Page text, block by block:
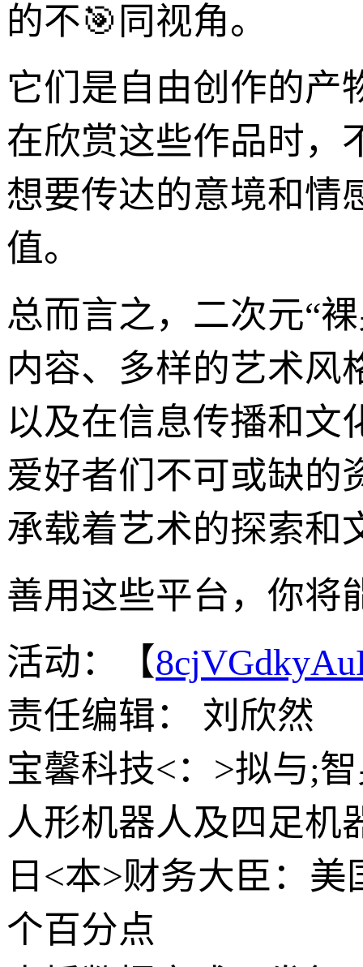
的不🎯同视角。
它们是自由创作的产
在欣赏这些作品时，
想要传达的意境和情
值。
总而言之，二次元“
内容、多样的艺术风
以及在信息传播和文
爱好者们不可或缺的
承载着艺术的探索和
善用这些平台，你将
活动：【
责任编辑： 刘欣然
宝馨科技<：>拟与;
人形机器人及四足机
日<本>财务大臣：
个百分点